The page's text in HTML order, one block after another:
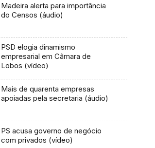
Madeira alerta para importância
do Censos (áudio)
PSD elogia dinamismo
empresarial em Câmara de
Lobos (vídeo)
Mais de quarenta empresas
apoiadas pela secretaria (áudio)
PS acusa governo de negócio
com privados (vídeo)